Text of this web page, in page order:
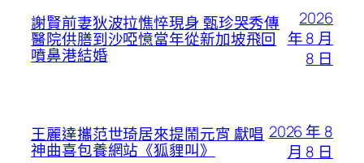
謝賢前妻狄波拉憔悴現身 甄珍哭秀傳
醫院供膳到沙啞憶當年從新加坡飛回
噴鼻港結婚
2026
年 8 月
8 日
王麗達攜范世琦居來提鬧元宵 獻唱
神曲喜包養網站《狐貍叫》
2026 年 8
月 8 日